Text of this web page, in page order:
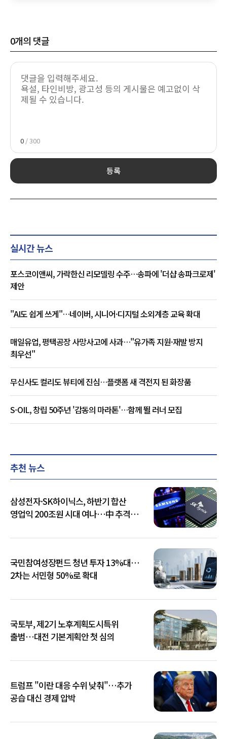
0개의 댓글
0 / 300
등록
실시간 뉴스
포스코이앤씨, 가락한신 리모델링 수주…송파에 '더샵 송파크로제'
제안
"AI도 쉽게 쓰게"…네이버, 시니어·디지털 소외계층 교육 확대
매일유업, 평택공장 사망사고에 사과…"유가족 지원·재발 방지
최우선"
무신사도 컬리도 뷰티에 진심…플랫폼 새 격전지 된 화장품
S-OIL, 창립 50주년 '감동의 마라톤'…함께 뛸 러너 모집
추천 뉴스
삼성전자·SK하이닉스, 하반기 합산
영업익 200조원 시대 여나…中 추격은
국민참여성장펀드 청년 투자 13%대…
2차는 서민형 50%로 확대
국토부, 제2기 노후계획도시특위
출범…대전 기본계획안 첫 심의
트럼프 "이란 대응 수위 낮춰"…추가
공습 대신 경제 압박